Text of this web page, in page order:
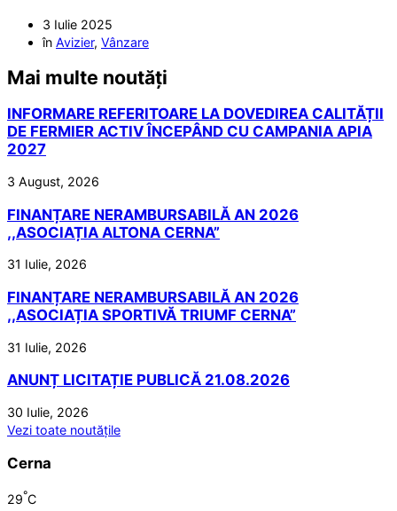
3 Iulie 2025
în Avizier, Vânzare
Mai multe noutăți
INFORMARE REFERITOARE LA DOVEDIREA CALITĂȚII
DE FERMIER ACTIV ÎNCEPÂND CU CAMPANIA APIA
2027
3 August, 2026
FINANȚARE NERAMBURSABILĂ AN 2026
,,ASOCIAȚIA ALTONA CERNA”
31 Iulie, 2026
FINANȚARE NERAMBURSABILĂ AN 2026
,,ASOCIAȚIA SPORTIVĂ TRIUMF CERNA”
31 Iulie, 2026
ANUNȚ LICITAȚIE PUBLICĂ 21.08.2026
30 Iulie, 2026
Vezi toate noutățile
Cerna
29°C